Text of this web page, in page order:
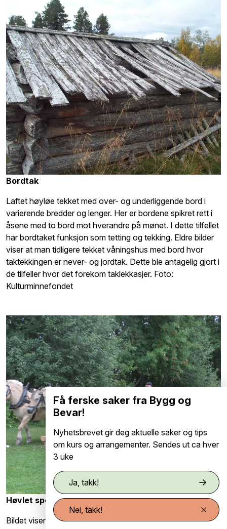
Bordtak
Laftet høyløe tekket med over- og underliggende bord i
varierende bredder og lenger. Her er bordene spikret rett i
åsene med to bord mot hverandre på mønet. I dette tilfellet
har bordtaket funksjon som tetting og tekking. Eldre bilder
viser at man tidligere tekket våningshus med bord hvor
taktekkingen er never- og jordtak. Dette ble antagelig gjort i
de tilfeller hvor det forekom taklekkasjer. Foto:
Kulturminnefondet
Høvlet spon som undertak
Bildet viser høvling av spon med tospann. Det er skåret
Få ferske saker fra Bygg og
Bevar!
Nyhetsbrevet gir deg aktuelle saker og tips
om kurs og arrangementer. Sendes ut ca hver
3 uke
Ja, takk!
Nei, takk!